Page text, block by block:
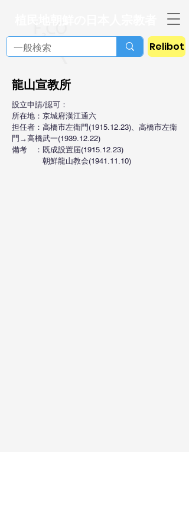
Relibot
龍山宣教所
設立申請/認可：
所在地：京城府漢江通六
担任者：高橋市左衛門(1915.12.23)、高橋市左衛
門→高橋武一(1939.12.22)
備考 ：既成設置届(1915.12.23)
朝鮮龍山教会(1941.11.10)